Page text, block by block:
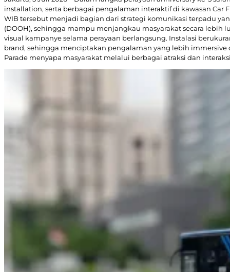
installation, serta berbagai pengalaman interaktif di kawasan Car
WIB tersebut menjadi bagian dari strategi komunikasi terpadu
(DOOH), sehingga mampu menjangkau masyarakat secara
visual kampanye selama perayaan berlangsung. Instalasi
brand, sehingga menciptakan pengalaman yang lebih
Parade menyapa masyarakat melalui berbagai atraksi dan